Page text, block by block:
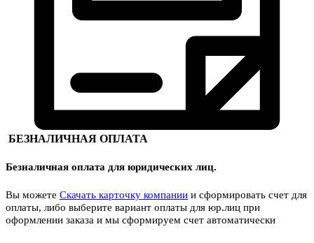
БЕЗНАЛИЧНАЯ ОПЛАТА
Безналичная оплата для юридических лиц.
Вы можете Скачать карточку компании и сформировать счет для
оплаты, либо выберите вариант оплаты для юр.лиц при
оформлении заказа и мы сформируем счет автоматически